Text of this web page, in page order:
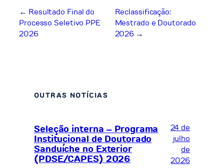
← Resultado Final do
Processo Seletivo PPE
2026
Reclassificação:
Mestrado e Doutorado
2026 →
OUTRAS NOTÍCIAS
Seleção interna – Programa
Institucional de Doutorado
Sanduíche no Exterior
(PDSE/CAPES) 2026
24 de
julho
de
2026